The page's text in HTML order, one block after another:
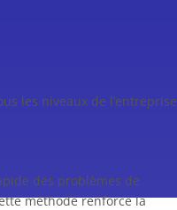
les niveaux de l’entreprise
des problèmes de
méthode renforce la